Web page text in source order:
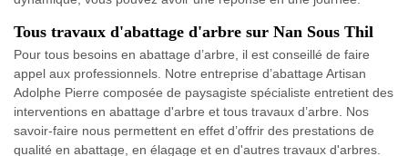
Tous travaux d'abattage d'arbre sur Nan Sous Thil
Pour tous besoins en abattage d’arbre, il est conseillé de faire
appel aux professionnels. Notre entreprise d’abattage Artisan
Adolphe Pierre composée de paysagiste spécialiste entretient des
interventions en abattage d'arbre et tous travaux d’arbre. Nos
savoir-faire nous permettent en effet d’offrir des prestations de
qualité en abattage, en élagage et en d'autres travaux d'arbres.